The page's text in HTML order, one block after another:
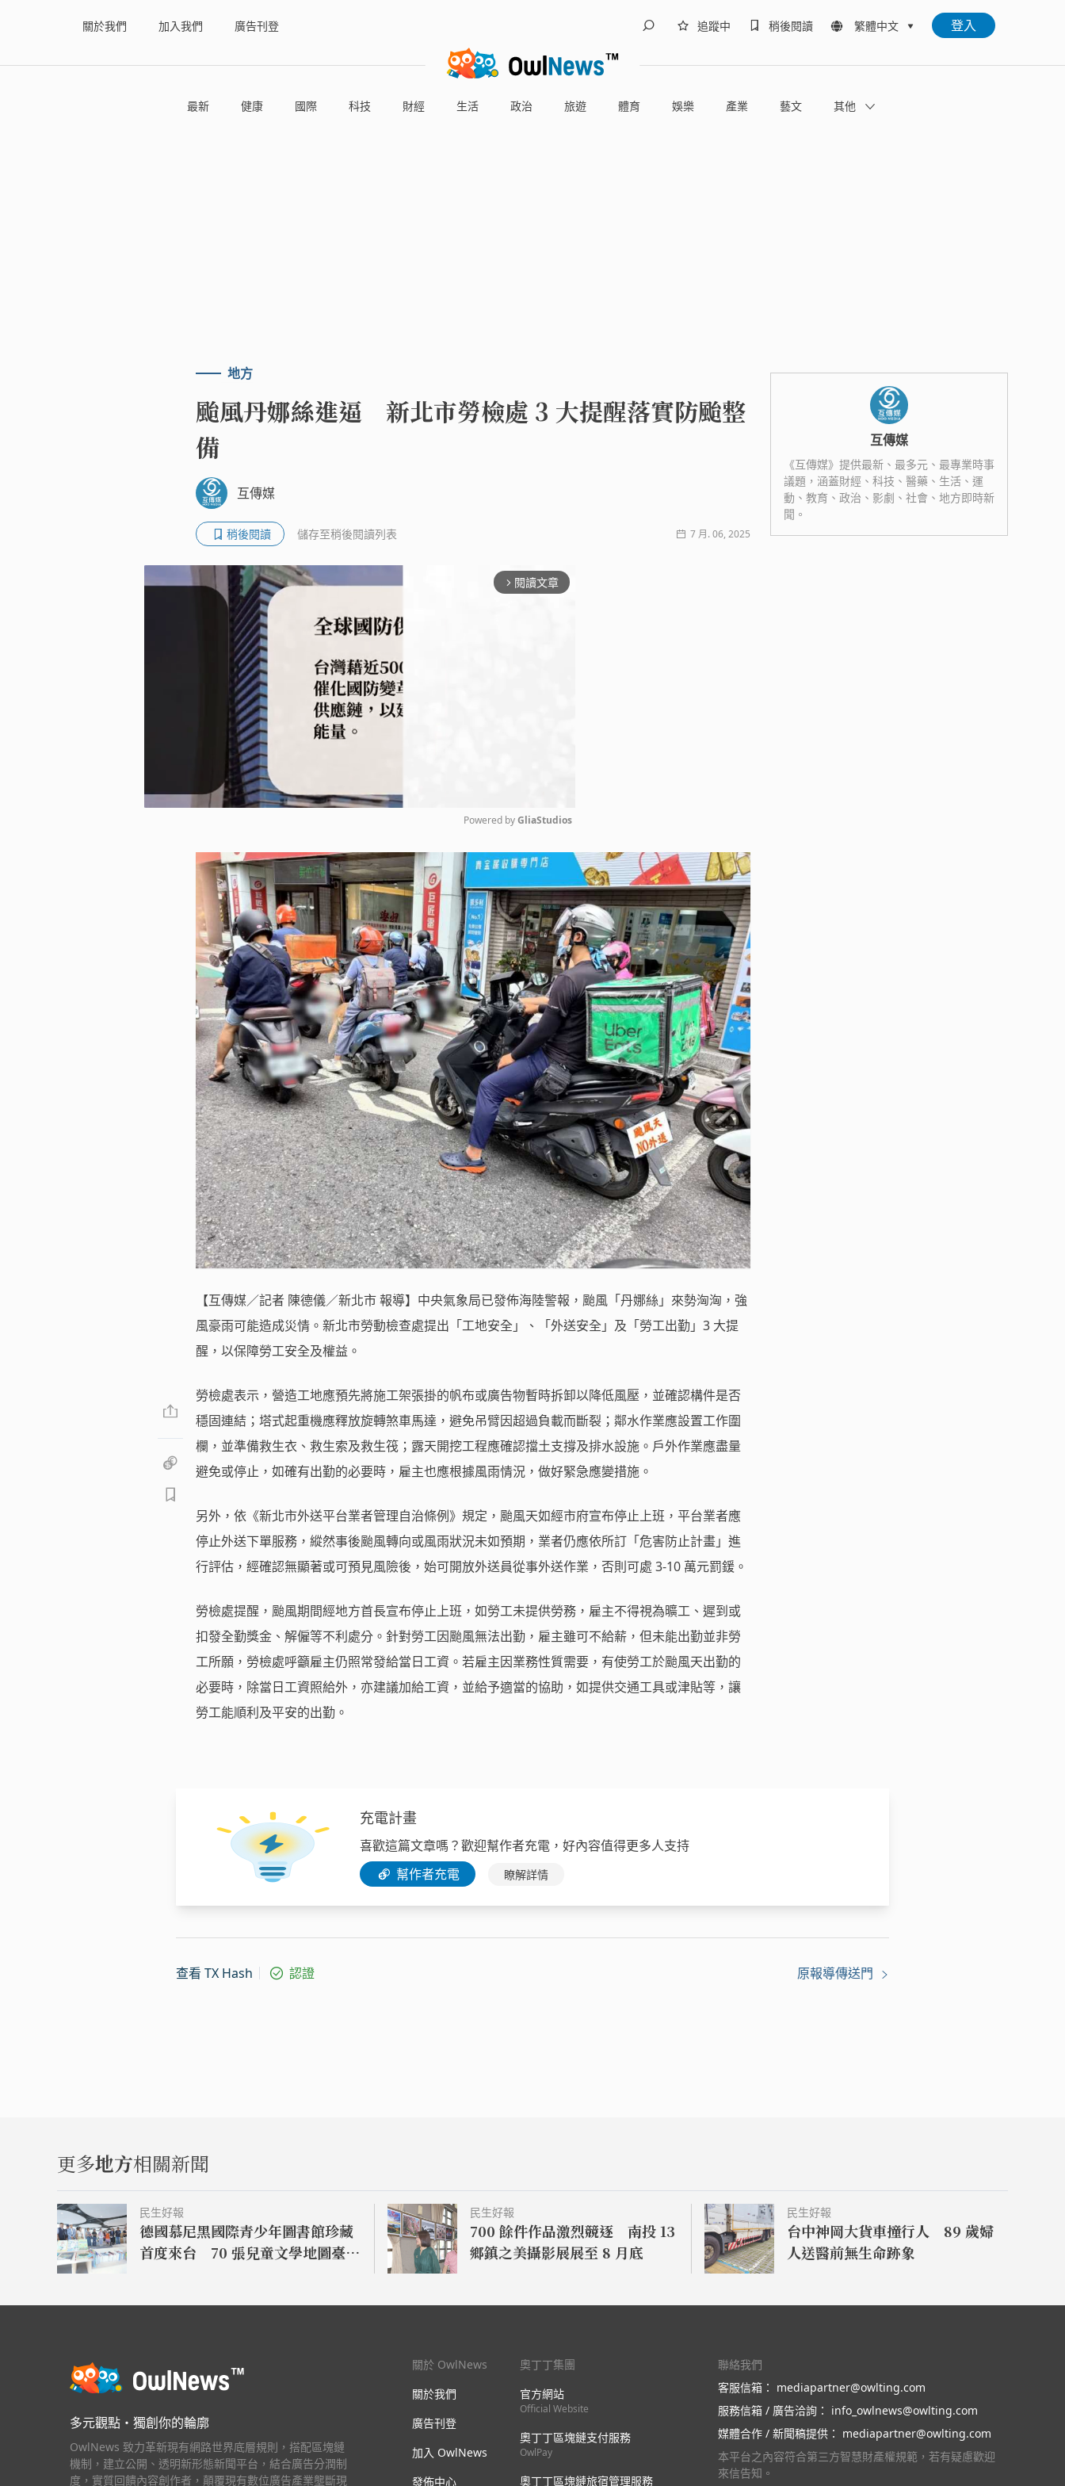
關於我們 加入我們 廣告刊登 追蹤中 稍後閱讀 繁體中文 登入
最新 健康 國際 科技 財經 生活 政治 旅遊 體育 娛樂 產業 藝文 其他
地方
颱風丹娜絲進逼 新北市勞檢處 3 大提醒落實防颱整
備
互傳媒
稍後閱讀 儲存至稍後閱讀列表 7 月. 06, 2025
arrow_forward_ios 閱讀文章
Mute
Powered by GliaStudios
【互傳媒／記者 陳德儀／新北市 報導】中央氣象局已發佈海陸警報，颱風「丹娜絲」來勢洶洶，強
風豪雨可能造成災情。新北市勞動檢查處提出「工地安全」、「外送安全」及「勞工出勤」3 大提
醒，以保障勞工安全及權益。
勞檢處表示，營造工地應預先將施工架張掛的帆布或廣告物暫時拆卸以降低風壓，並確認構件是否
穩固連結；塔式起重機應釋放旋轉煞車馬達，避免吊臂因超過負載而斷裂；鄰水作業應設置工作圍
欄，並準備救生衣、救生索及救生筏；露天開挖工程應確認擋土支撐及排水設施。戶外作業應盡量
避免或停止，如確有出勤的必要時，雇主也應根據風雨情況，做好緊急應變措施。
另外，依《新北市外送平台業者管理自治條例》規定，颱風天如經市府宣布停止上班，平台業者應
停止外送下單服務，縱然事後颱風轉向或風雨狀況未如預期，業者仍應依所訂「危害防止計畫」進
行評估，經確認無顯著或可預見風險後，始可開放外送員從事外送作業，否則可處 3-10 萬元罰鍰。
勞檢處提醒，颱風期間經地方首長宣布停止上班，如勞工未提供勞務，雇主不得視為曠工、遲到或
扣發全勤獎金、解僱等不利處分。針對勞工因颱風無法出勤，雇主雖可不給薪，但未能出勤並非勞
工所願，勞檢處呼籲雇主仍照常發給當日工資。若雇主因業務性質需要，有使勞工於颱風天出勤的
必要時，除當日工資照給外，亦建議加給工資，並給予適當的協助，如提供交通工具或津貼等，讓
勞工能順利及平安的出勤。
互傳媒
《互傳媒》提供最新、最多元、最專業時事
議題，涵蓋財經、科技、醫藥、生活、運
動、教育、政治、影劇、社會、地方即時新
聞。
充電計畫
喜歡這篇文章嗎？歡迎幫作者充電，好內容值得更多人支持
幫作者充電
瞭解詳情
查看 TX Hash 認證 原報導傳送門
更多地方相關新聞
民生好報
德國慕尼黑國際青少年圖書館珍藏
首度來台 70 張兒童文學地圖臺中
民生好報
700 餘件作品激烈競逐 南投 13
鄉鎮之美攝影展展至 8 月底
民生好報
台中神岡大貨車撞行人 89 歲婦
人送醫前無生命跡象
多元觀點・獨創你的輪廓
OwlNews 致力革新現有網路世界底層規則，搭配區塊鏈
機制，建立公開、透明新形態新聞平台，結合廣告分潤制
度，實質回饋內容創作者，顛覆現有數位廣告產業壟斷現
關於 OwlNews
關於我們
廣告刊登
加入 OwlNews
發佈中心
奧丁丁集團
官方網站
Official Website
奧丁丁區塊鏈支付服務
OwlPay
奧丁丁區塊鏈旅宿管理服務
聯絡我們
客服信箱： mediapartner@owlting.com
服務信箱 / 廣告洽詢： info_owlnews@owlting.com
媒體合作 / 新聞稿提供： mediapartner@owlting.com
本平台之內容符合第三方智慧財產權規範，若有疑慮歡迎
來信告知。